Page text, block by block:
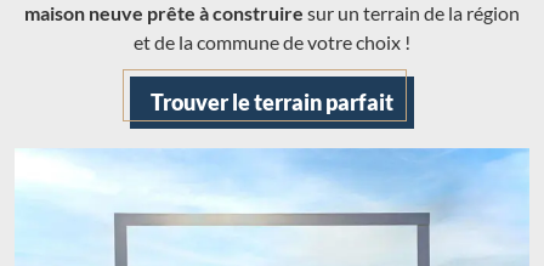
maison neuve prête à construire sur un terrain de la région
et de la commune de votre choix !
Trouver le terrain parfait